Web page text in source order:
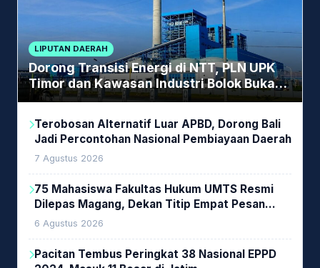
LIPUTAN DAERAH
Dorong Transisi Energi di NTT, PLN UPK
Timor dan Kawasan Industri Bolok Buka
Peluang Investasi Woodchip untuk
Terobosan Alternatif Luar APBD, Dorong Bali
Jadi Percontohan Nasional Pembiayaan Daerah
7 Agustus 2026
75 Mahasiswa Fakultas Hukum UMTS Resmi
Dilepas Magang, Dekan Titip Empat Pesan
Penting
6 Agustus 2026
Pacitan Tembus Peringkat 38 Nasional EPPD